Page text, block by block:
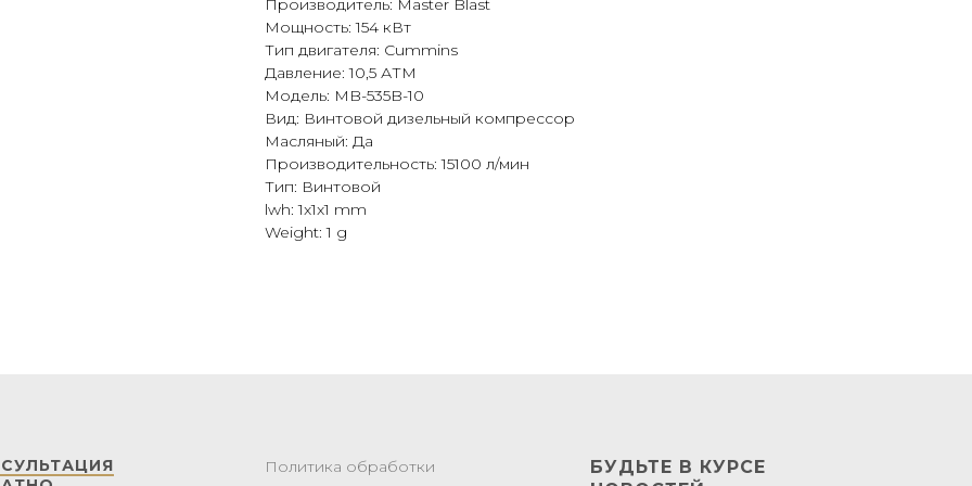
Мощность: 154 кВт
Тип двигателя: Cummins
Давление: 10,5 АТМ
Модель: MB-535B-10
Вид: Винтовой дизельный компрессор
Масляный: Да
Производительность: 15100 л/мин
Тип: Винтовой
lwh: 1x1x1 mm
Weight: 1 g
Политика обработки
БУДЬТЕ В КУРСЕ